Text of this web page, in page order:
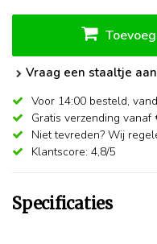
Vraag een staaltje
Voor 14:00 besteld,
Gratis verzending vanaf
Niet tevreden? Wij
Klantscore: 4,8/5
Specificaties